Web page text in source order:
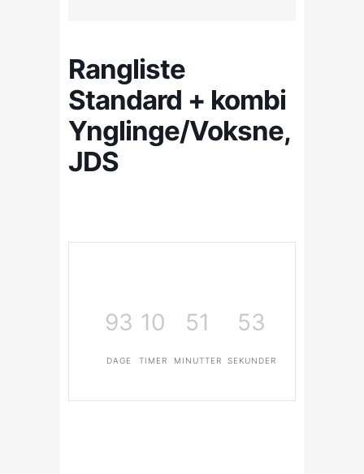
Rangliste
Standard + kombi
Ynglinge/Voksne,
JDS
93
DAGE
10
TIMER
51
MINUTTER
53
SEKUNDER